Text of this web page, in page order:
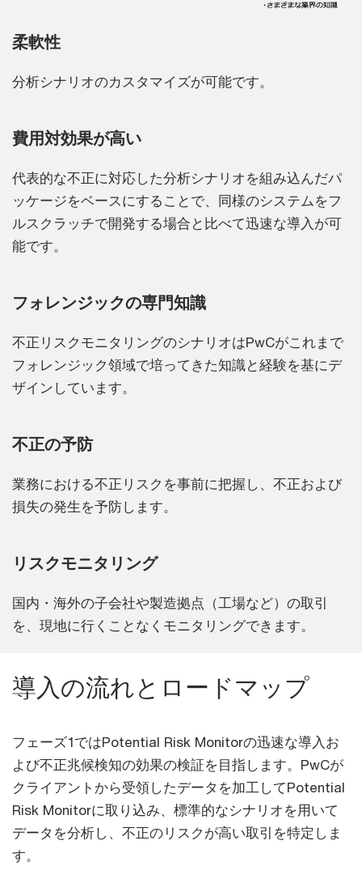
柔軟性
分析シナリオのカスタマイズが可能です。
費用対効果が高い
代表的な不正に対応した分析シナリオを組み込んだパ
ッケージをベースにすることで、同様のシステムをフ
ルスクラッチで開発する場合と比べて迅速な導入が可
能です。
フォレンジックの専門知識
不正リスクモニタリングのシナリオはPwCがこれまで
フォレンジック領域で培ってきた知識と経験を基にデ
ザインしています。
不正の予防
業務における不正リスクを事前に把握し、不正および
損失の発生を予防します。
リスクモニタリング
国内・海外の子会社や製造拠点（工場など）の取引
を、現地に行くことなくモニタリングできます。
導入の流れとロードマップ
フェーズ1ではPotential Risk Monitorの迅速な導入お
よび不正兆候検知の効果の検証を目指します。PwCが
クライアントから受領したデータを加工してPotential
Risk Monitorに取り込み、標準的なシナリオを用いて
データを分析し、不正のリスクが高い取引を特定しま
す。